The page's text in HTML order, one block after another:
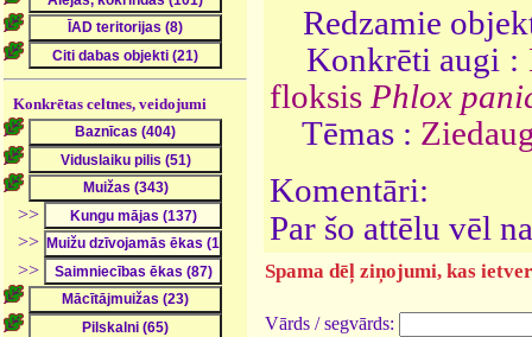
Konkrētas celtnes, veidojumi
>>
>>
>>
Redzamie
Konkrēti augi :
floksis Phlox
Tēmas :
Komentāri:
Par šo attēlu vēl
Spama dēļ ziņojumi, kas
Vārds / segvārds: